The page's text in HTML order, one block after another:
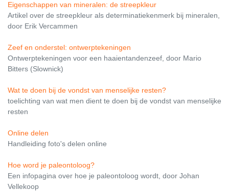
Eigenschappen van mineralen: de streepkleur
Artikel over de streepkleur als determinatiekenmerk bij mineralen,
door Erik Vercammen
Zeef en onderstel: ontwerptekeningen
Ontwerptekeningen voor een haaientandenzeef, door Mario
Bitters (Slownick)
Wat te doen bij de vondst van menselijke resten?
toelichting van wat men dient te doen bij de vondst van menselijke
resten
Online delen
Handleiding foto's delen online
Hoe word je paleontoloog?
Een infopagina over hoe je paleontoloog wordt, door Johan
Vellekoop